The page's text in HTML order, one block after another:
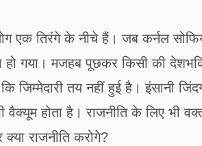
एक तिरंगे के नीचे हैं। जब कर्नल
हो गया। मजहब पूछकर किसी की
तय नहीं हुई है। इंसानी
होता है। राजनीति के लिए भी
राजनीति करोगे?